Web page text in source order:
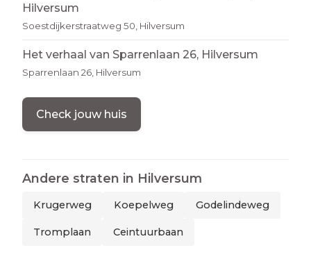
Hilversum
Soestdijkerstraatweg 50, Hilversum
Het verhaal van Sparrenlaan 26, Hilversum
Sparrenlaan 26, Hilversum
Check jouw huis
Andere straten in Hilversum
Krugerweg Koepelweg Godelindeweg
Tromplaan Ceintuurbaan